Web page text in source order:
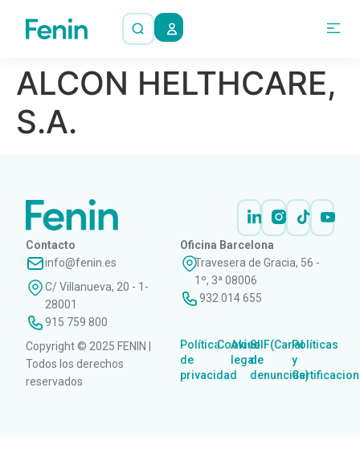
ALCON HELTHCARE,
S.A.
Contacto
info@fenin.es
C/ Villanueva, 20 - 1-
28001
915 759 800
Oficina Barcelona
Travesera de Gracia, 56 -
1º, 3ª 08006
932 014 655
Copyright © 2025 FENIN |
Todos los derechos
reservados
Política
de
privacidad
|Cookies
|Aviso
legal
|SIIF(Canal
de
denuncias)
|Políticas
y